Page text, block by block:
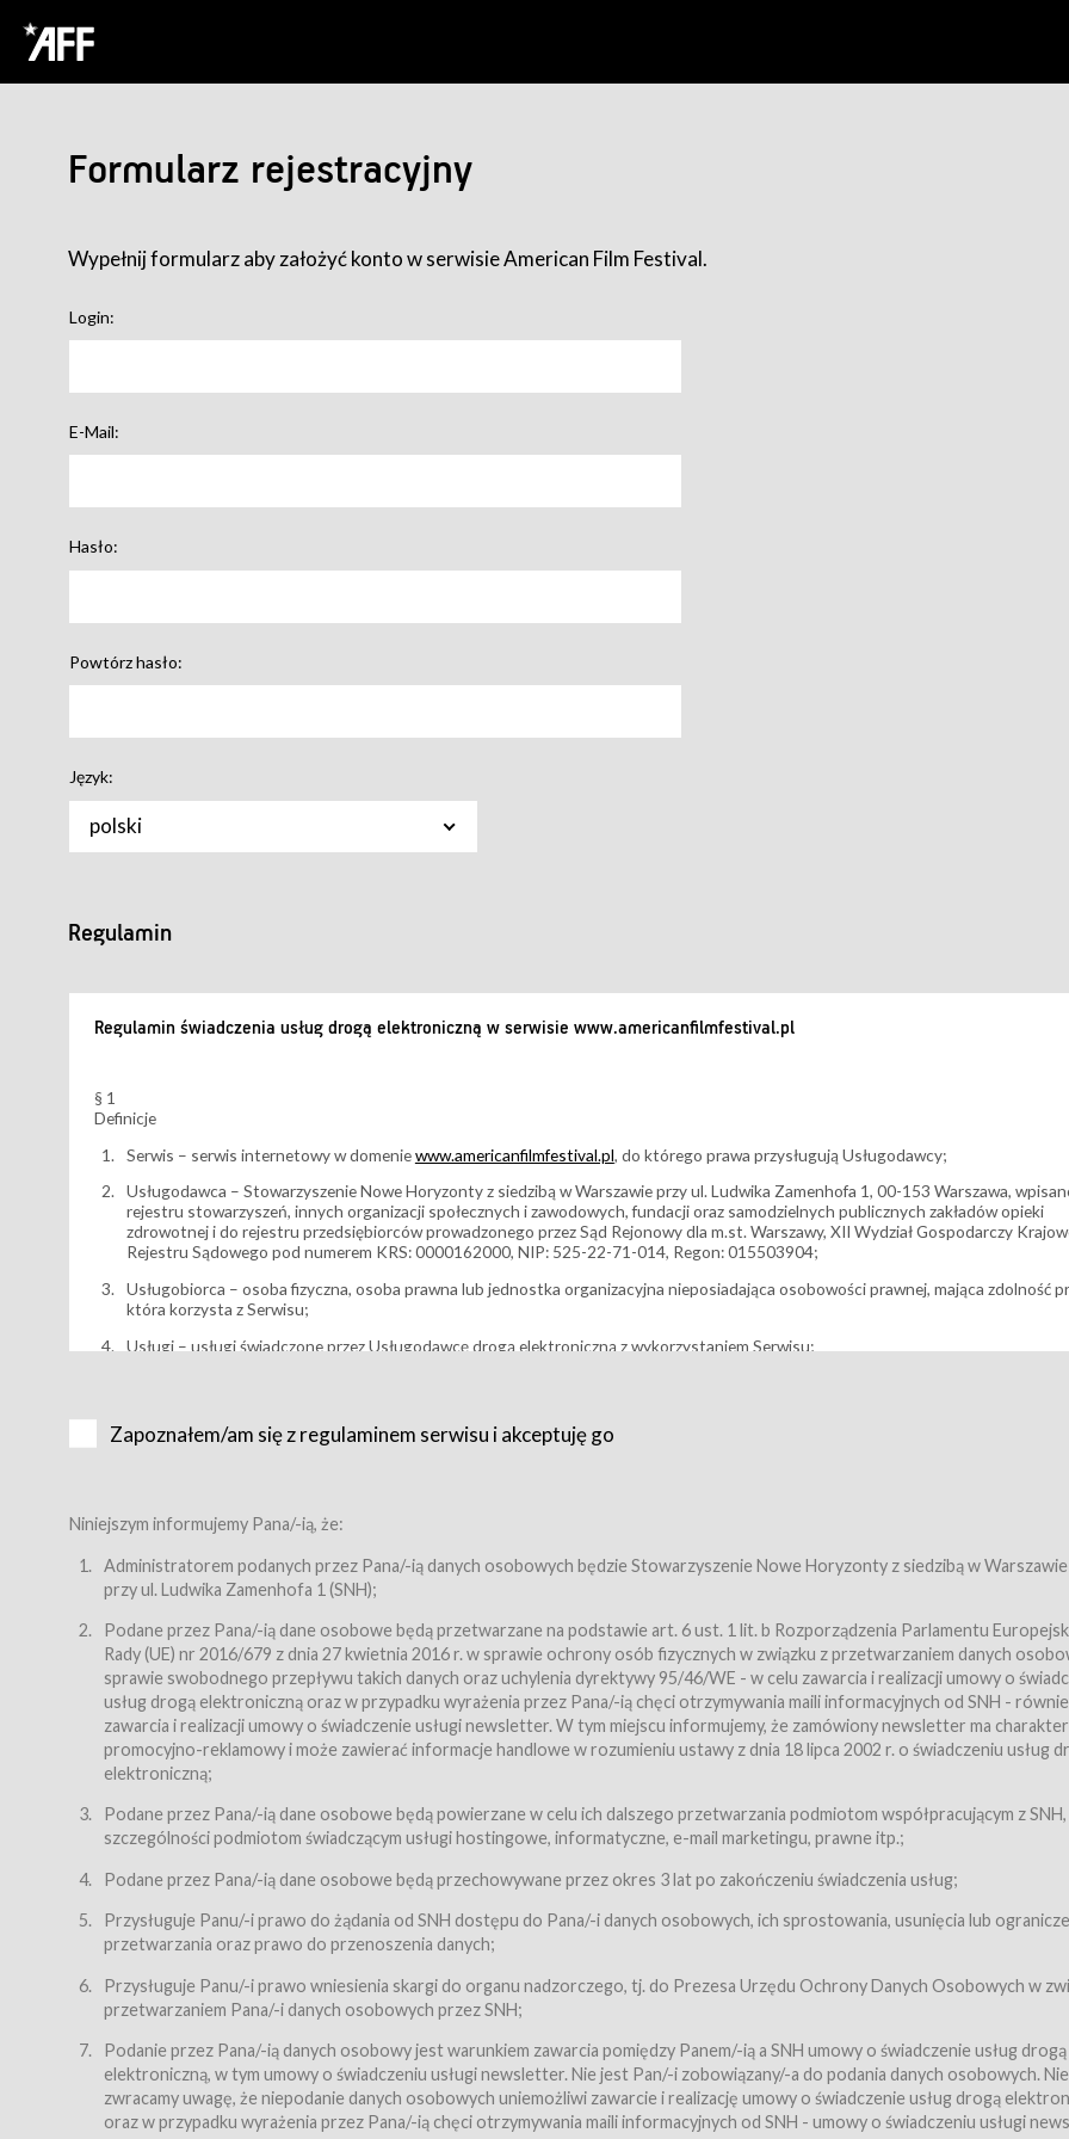
Formularz rejestracyjny
Wypełnij formularz aby założyć konto w serwisie American Film Festival.
Login:
E-Mail:
Hasło:
Powtórz hasło:
Język:
polski
Regulamin
Regulamin świadczenia usług drogą elektroniczną w serwisie www.americanfilmfestival.pl
§ 1
Definicje
Serwis – serwis internetowy w domeniewww.americanfilmfestival.pl, do którego prawa przysługują Usługodawcy;
Usługodawca – Stowarzyszenie Nowe Horyzonty z siedzibą w Warszawie przy ul. Ludwika Zamenhofa 1, 00-153 Warszawa,
rejestru stowarzyszeń, innych organizacji społecznych i zawodowych, fundacji oraz samodzielnych publicznych zakładów opieki
zdrowotnej i do rejestru przedsiębiorców prowadzonego przez Sąd Rejonowy dla m.st. Warszawy, XII Wydział Gospodarczy
Rejestru Sądowego pod numerem KRS: 0000162000, NIP: 525-22-71-014, Regon: 015503904;
Usługobiorca – osoba fizyczna, osoba prawna lub jednostka organizacyjna nieposiadająca osobowości prawnej, mająca zdolność
która korzysta z Serwisu;
Usługi – usługi świadczone przez Usługodawcę drogą elektroniczną z wykorzystaniem Serwisu;
Karnety – wybrane dokumenty potwierdzające zawarcie umowy z Usługodawcą i uprawniające do wzięcia udziału w Wydarzeniu,
Bilety – wybrane dokumenty potwierdzające zawarcie umowy z Usługodawcą i uprawniające do wzięcia udziału w Wydarzeniu,
przewidziane przez Usługodawcę dla danego Wydarzenia, tj. uprawniające do uczestnictwa w wielu albo w pojedynczych seansach
filmowych, wydarzeniach specjalnych i koncertach;
Sklep – sklep internetowy prowadzony przez Usługodawcę w Serwisie;
Regulamin – niniejszy regulamin.
§ 2
Postanowienia ogólne
Regulamin określa zasady:
świadczenia Usługobiorcom Usług przez Usługodawcę, z zastrzeżeniem usług, o których mowa w ust. 2 pkt. 4 i 5 poniżej,
zasady świadczenia precyzują odrębne regulaminy,
przetwarzania przez Usługodawcę danych osobowych Usługobiorców będących osobami fizycznymi.
Usługodawca świadczy w szczególności następujące Usługi:Usługodawca świadczy Usługi drogą elektroniczną w rozumieniu
dnia 18 lipca 2002 r. o świadczeniu usług drogą elektroniczną (Dz.U. z 2002 r., Nr 144, poz. 1204, z późń. zm.). Usługi świadczone są
nieodpłatnie.
usługę przeglądania i odczytywania przez Usługobiorców materiałów zamieszczanych w Serwisie,
usługę newsletter,
usługę zawierania na odległość umów nabycia Karnetów i Biletów,
usługę zawierania na odległość umów sprzedaży w Sklepie.
Usługodawca świadczy Usługi drogą elektroniczną w rozumieniu ustawy z dnia 18 lipca 2002 r. o świadczeniu usług drogą
(Dz.U. z 2002 r., Nr 144, poz. 1204, z późń. zm.). Usługi świadczone są nieodpłatnie.
Zapoznałem/am się z regulaminem serwisu i akceptuję go
Niniejszym informujemy Pana/-ią, że:
Administratorem podanych przez Pana/-ią danych osobowych będzie Stowarzyszenie Nowe Horyzonty z siedzibą w
przy ul. Ludwika Zamenhofa 1 (SNH);
Podane przez Pana/-ią dane osobowe będą przetwarzane na podstawie art. 6 ust. 1 lit. b Rozporządzenia Parlamentu
Rady (UE) nr 2016/679 z dnia 27 kwietnia 2016 r. w sprawie ochrony osób fizycznych w związku z przetwarzaniem danych
sprawie swobodnego przepływu takich danych oraz uchylenia dyrektywy 95/46/WE - w celu zawarcia i realizacji umowy o
usług drogą elektroniczną oraz w przypadku wyrażenia przez Pana/-ią chęci otrzymywania maili informacyjnych od SNH -
zawarcia i realizacji umowy o świadczenie usługi newsletter. W tym miejscu informujemy, że zamówiony newsletter ma charakter
promocyjno-reklamowy i może zawierać informacje handlowe w rozumieniu ustawy z dnia 18 lipca 2002 r. o świadczeniu usług
elektroniczną;
Podane przez Pana/-ią dane osobowe będą powierzane w celu ich dalszego przetwarzania podmiotom współpracującym z
szczególności podmiotom świadczącym usługi hostingowe, informatyczne, e-mail marketingu, prawne itp.;
Podane przez Pana/-ią dane osobowe będą przechowywane przez okres 3 lat po zakończeniu świadczenia usług;
Przysługuje Panu/-i prawo do żądania od SNH dostępu do Pana/-i danych osobowych, ich sprostowania, usunięcia lub
przetwarzania oraz prawo do przenoszenia danych;
Przysługuje Panu/-i prawo wniesienia skargi do organu nadzorczego, tj. do Prezesa Urzędu Ochrony Danych Osobowych w
przetwarzaniem Pana/-i danych osobowych przez SNH;
Podanie przez Pana/-ią danych osobowy jest warunkiem zawarcia pomiędzy Panem/-ią a SNH umowy o świadczenie usług drogą
elektroniczną, w tym umowy o świadczeniu usługi newsletter. Nie jest Pan/-i zobowiązany/-a do podania danych osobowych.
zwracamy uwagę, że niepodanie danych osobowych uniemożliwi zawarcie i realizację umowy o świadczenie usług drogą
oraz w przypadku wyrażenia przez Pana/-ią chęci otrzymywania maili informacyjnych od SNH - umowy o świadczeniu usługi